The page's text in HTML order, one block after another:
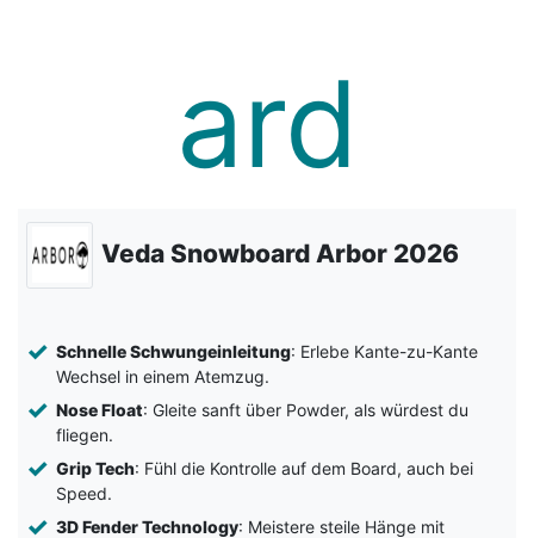
Veda Snowboard Arbor 2026
Schnelle Schwungeinleitung: Erlebe Kante-zu-Kante
Wechsel in einem Atemzug.
Nose Float: Gleite sanft über Powder, als würdest du
fliegen.
Grip Tech: Fühl die Kontrolle auf dem Board, auch bei
Speed.
3D Fender Technology: Meistere steile Hänge mit